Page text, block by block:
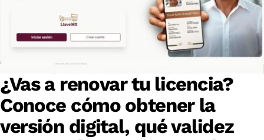
¿Vas a renovar tu licencia?
Conoce cómo obtener la
versión digital, qué validez